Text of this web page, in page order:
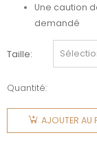
Une caution
demandé
Taille
Quantité:
quantité
Cap'tain
AJOUTER AU